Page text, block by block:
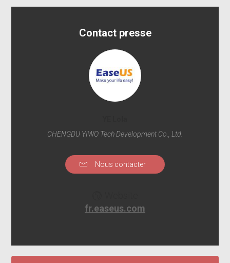
Contact presse
CHENGDU YIWO Tech Development Co., Ltd.
Nous contacter
fr.easeus.com